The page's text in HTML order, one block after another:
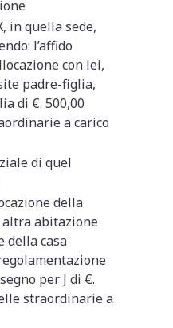
in quella sede,
l’affido
con lei,
padre-figlia,
di €. 500,00
a carico
di quel
della
abitazione
della casa
per J di €.
straordinarie a